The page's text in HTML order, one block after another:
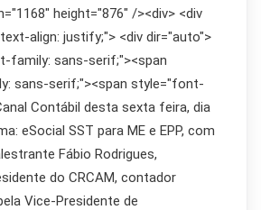
height="876" /><div> <div
align: justify;"> <div dir="auto">
family: sans-serif;"><span
sans-serif;"><span style="font-
Contábil desta sexta feira, dia
eSocial SST para ME e EPP, com
Fábio Rodrigues,
do CRCAM, contador
Vice-Presidente de